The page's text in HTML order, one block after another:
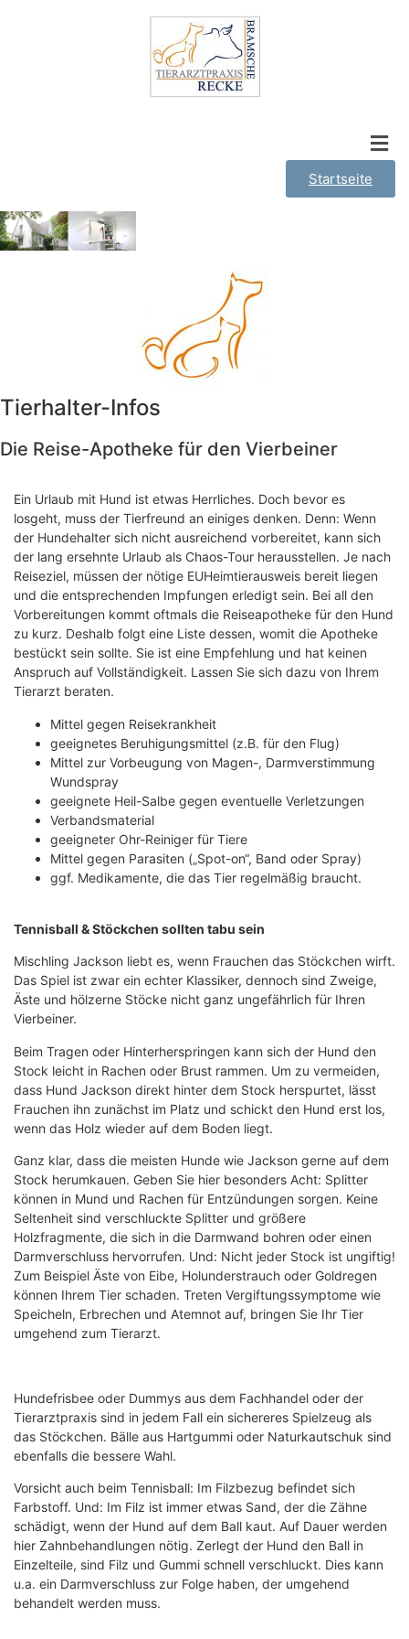
Startseite
Tierhalter-Infos
Die Reise-Apotheke für den Vierbeiner
Ein Urlaub mit Hund ist etwas Herrliches. Doch bevor es
losgeht, muss der Tierfreund an einiges denken. Denn: Wenn
der Hundehalter sich nicht ausreichend vorbereitet, kann sich
der lang ersehnte Urlaub als Chaos-Tour herausstellen. Je nach
Reiseziel, müssen der nötige EUHeimtierausweis bereit liegen
und die entsprechenden Impfungen erledigt sein. Bei all den
Vorbereitungen kommt oftmals die Reiseapotheke für den Hund
zu kurz. Deshalb folgt eine Liste dessen, womit die Apotheke
bestückt sein sollte. Sie ist eine Empfehlung und hat keinen
Anspruch auf Vollständigkeit. Lassen Sie sich dazu von Ihrem
Tierarzt beraten.
Mittel gegen Reisekrankheit
geeignetes Beruhigungsmittel (z.B. für den Flug)
Mittel zur Vorbeugung von Magen-, Darmverstimmung
Wundspray
geeignete Heil-Salbe gegen eventuelle Verletzungen
Verbandsmaterial
geeigneter Ohr-Reiniger für Tiere
Mittel gegen Parasiten („Spot-on“, Band oder Spray)
ggf. Medikamente, die das Tier regelmäßig braucht.
Tennisball & Stöckchen sollten tabu sein
Mischling Jackson liebt es, wenn Frauchen das Stöckchen wirft.
Das Spiel ist zwar ein echter Klassiker, dennoch sind Zweige,
Äste und hölzerne Stöcke nicht ganz ungefährlich für Ihren
Vierbeiner.
Beim Tragen oder Hinterherspringen kann sich der Hund den
Stock leicht in Rachen oder Brust rammen. Um zu vermeiden,
dass Hund Jackson direkt hinter dem Stock herspurtet, lässt
Frauchen ihn zunächst im Platz und schickt den Hund erst los,
wenn das Holz wieder auf dem Boden liegt.
Ganz klar, dass die meisten Hunde wie Jackson gerne auf dem
Stock herumkauen. Geben Sie hier besonders Acht: Splitter
können in Mund und Rachen für Entzündungen sorgen. Keine
Seltenheit sind verschluckte Splitter und größere
Holzfragmente, die sich in die Darmwand bohren oder einen
Darmverschluss hervorrufen. Und: Nicht jeder Stock ist ungiftig!
Zum Beispiel Äste von Eibe, Holunderstrauch oder Goldregen
können Ihrem Tier schaden. Treten Vergiftungssymptome wie
Speicheln, Erbrechen und Atemnot auf, bringen Sie Ihr Tier
umgehend zum Tierarzt.
Hundefrisbee oder Dummys aus dem Fachhandel oder der
Tierarztpraxis sind in jedem Fall ein sichereres Spielzeug als
das Stöckchen. Bälle aus Hartgummi oder Naturkautschuk sind
ebenfalls die bessere Wahl.
Vorsicht auch beim Tennisball: Im Filzbezug befindet sich
Farbstoff. Und: Im Filz ist immer etwas Sand, der die Zähne
schädigt, wenn der Hund auf dem Ball kaut. Auf Dauer werden
hier Zahnbehandlungen nötig. Zerlegt der Hund den Ball in
Einzelteile, sind Filz und Gummi schnell verschluckt. Dies kann
u.a. ein Darmverschluss zur Folge haben, der umgehend
behandelt werden muss.